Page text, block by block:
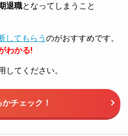
退職となってしまうこと
してもらう のがおすすめです。
わかる!
てください。
チェック！